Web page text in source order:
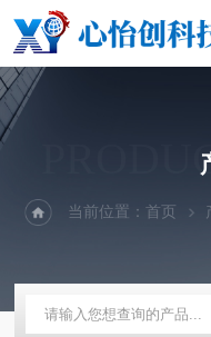
当前位置：首页